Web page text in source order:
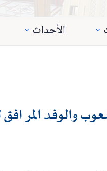
الأحداث
والوفد المرافق